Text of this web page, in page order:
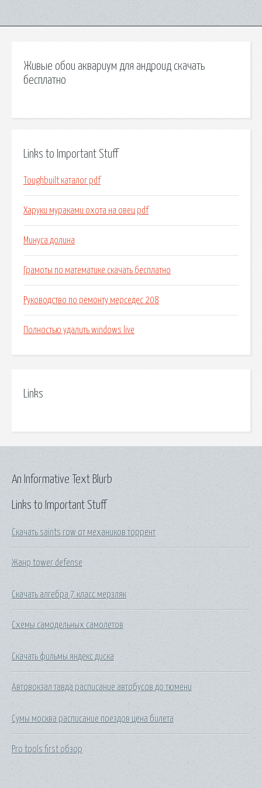
Живые обои аквариум для андроид скачать
бесплатно
Links to Important Stuff
Toughbuilt каталог pdf
Харуки мураками охота на овец pdf
Минуса долина
Грамоты по математике скачать бесплатно
Руководство по ремонту мерседес 208
Полностью удалить windows live
Links
Links to Important Stuff
Скачать saints row от механиков торрент
Жанр tower defense
Скачать алгебра 7 класс мерзляк
Схемы самодельных самолетов
Скачать фильмы яндекс диска
Автовокзал тавда расписание автобусов до тюмени
Сумы москва расписание поездов цена билета
Pro tools first обзор
An Informative Text Blurb